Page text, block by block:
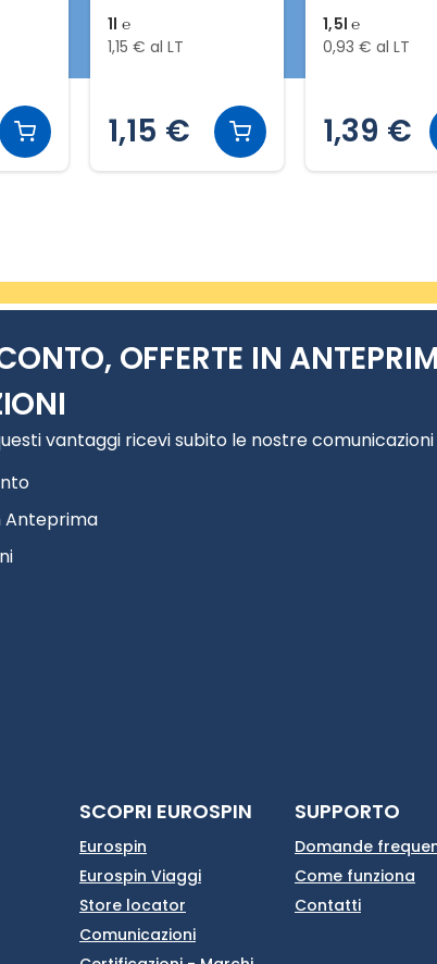
con 12 frutti
1,5l ℮
0,93 € al LT
1,39 €
1l ℮
1,19 € al LT
1,19 €
OFFERTE IN
vantaggi ricevi subito le nostre comunicazioni
Anteprima
SCOPRI EUROSPIN
Eurospin
Eurospin Viaggi
Store locator
Comunicazioni
SUPPORTO
Domande
Come funziona
Contatti